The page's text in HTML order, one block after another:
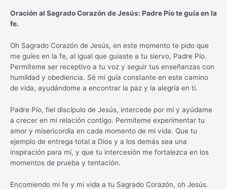
Oración al Sagrado Corazón de Jesús: Padre Pío te guía en la
fe.
Oh Sagrado Corazón de Jesús, en este momento te pido que
me guíes en la fe, al igual que guiaste a tu siervo, Padre Pío.
Permíteme ser receptivo a tu voz y seguir tus enseñanzas con
humildad y obediencia. Sé mi guía constante en este camino
de vida, ayudándome a encontrar la paz y la alegría en ti.
Padre Pío, fiel discípulo de Jesús, intercede por mí y ayúdame
a crecer en mi relación contigo. Permíteme experimentar tu
amor y misericordia en cada momento de mi vida. Que tu
ejemplo de entrega total a Dios y a los demás sea una
inspiración para mí, y que tu intercesión me fortalezca en los
momentos de prueba y tentación.
Encomiendo mi fe y mi vida a tu Sagrado Corazón, oh Jesús.